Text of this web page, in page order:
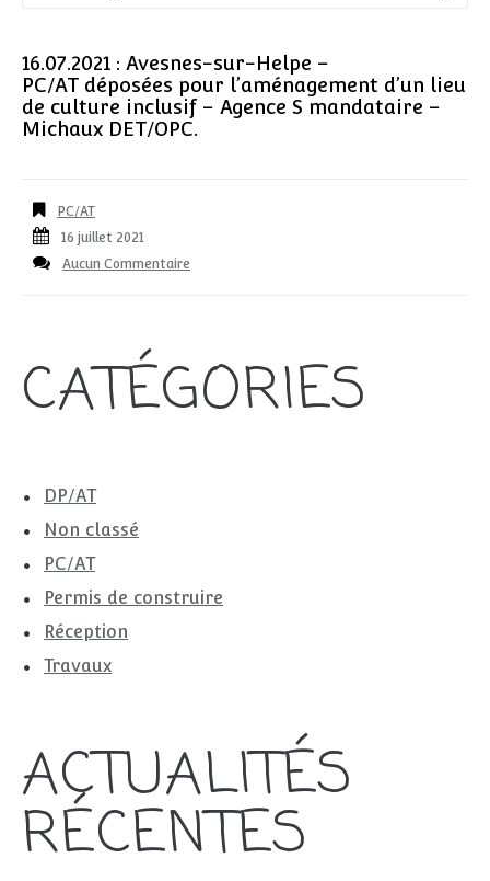
16.07.2021 : Avesnes-sur-Helpe –
PC/AT déposées pour l’aménagement d’un lieu
de culture inclusif – Agence S mandataire –
Michaux DET/OPC.
PC/AT
16 juillet 2021
Aucun Commentaire
CATÉGORIES
DP/AT
Non classé
PC/AT
Permis de construire
Réception
Travaux
ACTUALITÉS
RÉCENTES